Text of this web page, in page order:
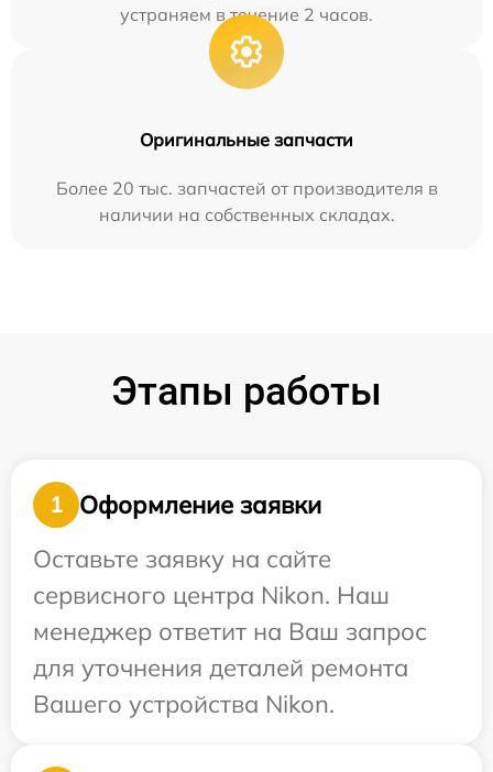
устраняем в течение 2 часов.
Оригинальные запчасти
Более 20 тыс. запчастей от производителя в
наличии на собственных складах.
Этапы работы
1
Оформление заявки
Оставьте заявку на сайте
сервисного центра Nikon. Наш
менеджер ответит на Ваш запрос
для уточнения деталей ремонта
Вашего устройства Nikon.